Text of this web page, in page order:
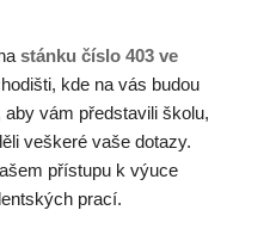
stánku číslo 403 ve
kde na vás budou
vám představili školu,
veškeré vaše dotazy.
přístupu k výuce
prací.